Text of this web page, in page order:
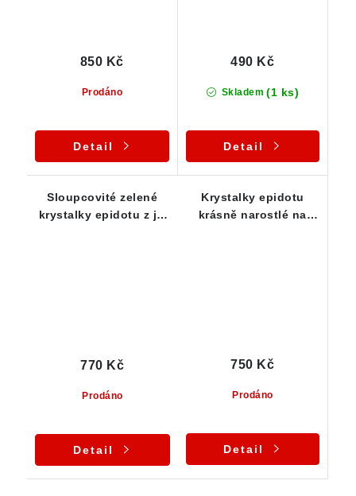
Prodáno
850 Kč
Detail
Skladem (1 ks)
490 Kč
Detail
Sloupcovité zelené
krystalky epidotu z již
Prodáno
770 Kč
Detail
Krystalky epidotu
krásně narostlé na
Prodáno
750 Kč
Detail